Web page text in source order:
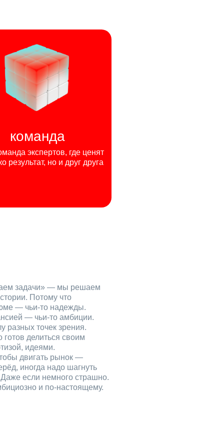
команда
экспертов, где ценят
результат, но и друг друга
задачи» — мы решаем
Потому что
— чьи‑то надежды.
— чьи‑то амбиции.
разных точек зрения.
готов делиться своим
идеями.
двигать рынок —
иногда надо шагнуть
Даже если немного страшно.
и по‑настоящему.